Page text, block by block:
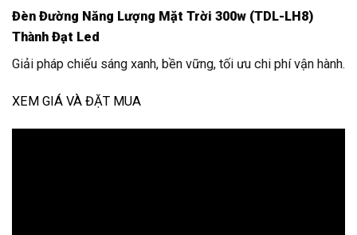
Đèn Đường Năng Lượng Mặt Trời 300w (TDL-LH8)
Thành Đạt Led
Giải pháp chiếu sáng xanh, bền vững, tối ưu chi phí vận hành.
XEM GIÁ VÀ ĐẶT MUA